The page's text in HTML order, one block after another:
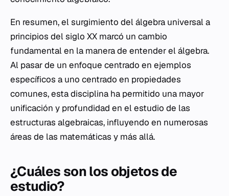
En resumen, el surgimiento del álgebra universal a
principios del siglo XX marcó un cambio
fundamental en la manera de entender el álgebra.
Al pasar de un enfoque centrado en ejemplos
específicos a uno centrado en propiedades
comunes, esta disciplina ha permitido una mayor
unificación y profundidad en el estudio de las
estructuras algebraicas, influyendo en numerosas
áreas de las matemáticas y más allá.
¿Cuáles son los objetos de
estudio?